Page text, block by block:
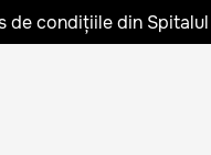
de condițiile din